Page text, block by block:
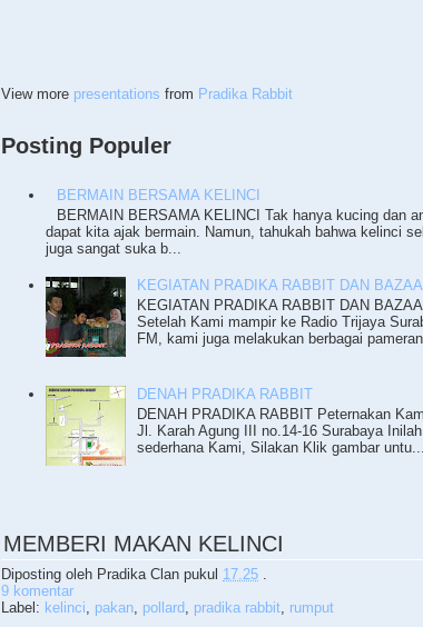
View more presentations from Pradika Rabbit
Posting Populer
BERMAIN BERSAMA KELINCI
BERMAIN BERSAMA KELINCI Tak hanya kucing dan
dapat kita ajak bermain. Namun, tahukah bahwa kelinci
juga sangat suka b...
KEGIATAN PRADIKA RABBIT DAN
KEGIATAN PRADIKA RABBIT DAN
Setelah Kami mampir ke Radio Trijaya
FM, kami juga melakukan berbagai pameran
DENAH PRADIKA RABBIT
DENAH PRADIKA RABBIT Peternakan
Jl. Karah Agung III no.14-16 Surabaya
sederhana Kami, Silakan Klik gambar untu...
MEMBERI MAKAN KELINCI
Diposting oleh Pradika Clan pukul 17.25
9 komentar
Label: kelinci pakan pollard pradika rabbit rumput